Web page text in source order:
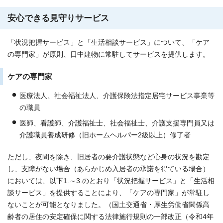
安心できる見守りサービス
「状況把握サービス」と「生活相談サービス」について、「ケア
の専門家」が原則、日中建物に常駐してサービスを提供します。
ケアの専門家
医療法人、社会福祉法人、介護保険法指定居宅サービス事業等
の職員
医師、看護師、介護福祉士、社会福祉士、介護支援専門員又は
介護職員養成研修（旧ホームヘルパー2級以上）修了者
ただし、夜間を除き、旧居者の要介護状態など心身の状況を勘定
し、支障がない場合（あらかじめ入居者の承諾を得ている場合）
においては、以下1.～3.のとおり「状況把握サービス」と「生活相
談サービス」を提供することにより、「ケアの専門家」が常駐し
ないことが可能となりました。（国土交通省・厚生労働省関係高
齢者の居住の安定確保に関する法律施行規則の一部改正（令和4年